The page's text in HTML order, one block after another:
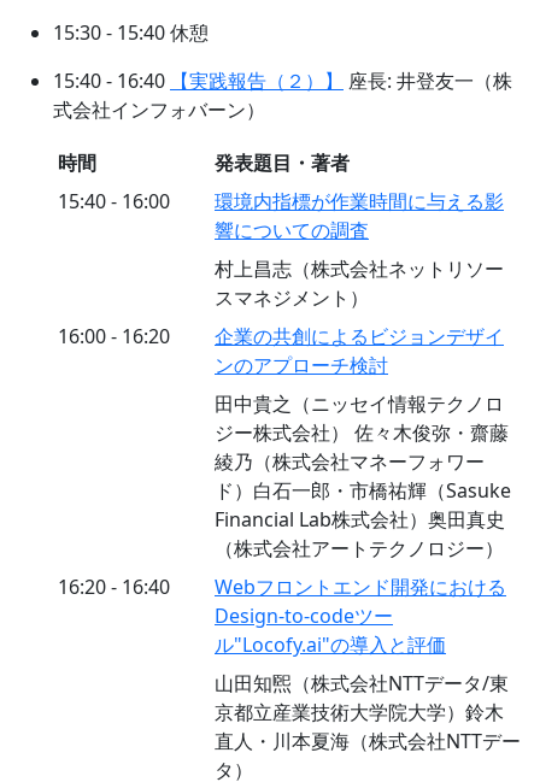
15:30 - 15:40 休憩
15:40 - 16:40
【実践報告（２）】
座長: 井登友一（株
式会社インフォバーン）
時間
発表題目・著者
15:40 - 16:00
環境内指標が作業時間に与える影
響についての調査
村上昌志（株式会社ネットリソー
スマネジメント）
16:00 - 16:20
企業の共創によるビジョンデザイ
ンのアプローチ検討
田中貴之（ニッセイ情報テクノロ
ジー株式会社） 佐々木俊弥・齋藤
綾乃（株式会社マネーフォワー
ド）白石一郎・市橋祐輝（Sasuke
Financial Lab株式会社）奥田真史
（株式会社アートテクノロジー）
16:20 - 16:40
Webフロントエンド開発における
Design-to-codeツー
ル"Locofy.ai"の導入と評価
山田知煕（株式会社NTTデータ/東
京都立産業技術大学院大学）鈴木
直人・川本夏海（株式会社NTTデー
タ）